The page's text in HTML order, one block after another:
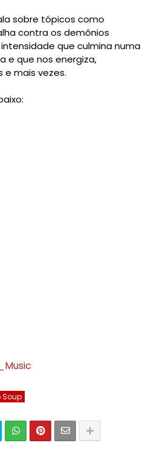
sobre tópicos como
contra os demônios
que culmina numa
e que nos energiza,
e mais vezes.
Soup